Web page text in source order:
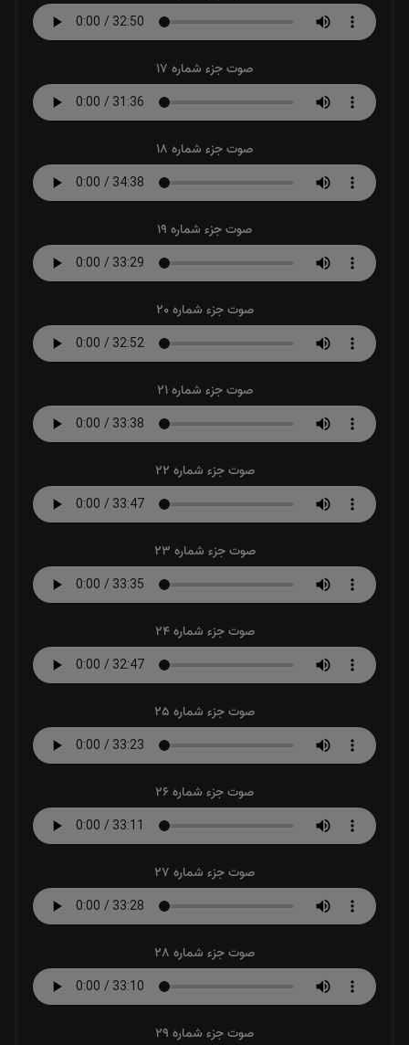
صوت جزء شماره 17
صوت جزء شماره 18
صوت جزء شماره 19
صوت جزء شماره 20
صوت جزء شماره 21
صوت جزء شماره 22
صوت جزء شماره 23
صوت جزء شماره 24
صوت جزء شماره 25
صوت جزء شماره 26
صوت جزء شماره 27
صوت جزء شماره 28
صوت جزء شماره 29